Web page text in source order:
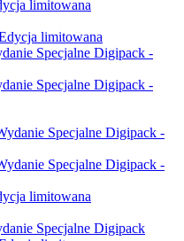
limitowana
limitowana
Specjalne Digipack -
Specjalne Digipack -
Specjalne Digipack -
Specjalne Digipack -
limitowana
Specjalne Digipack